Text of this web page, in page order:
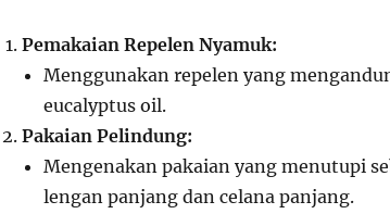
Pemakaian Repelen Nyamuk:
Menggunakan repelen yang
eucalyptus oil.
Pakaian Pelindung:
Mengenakan pakaian yang menutupi
lengan panjang dan celana panjang.